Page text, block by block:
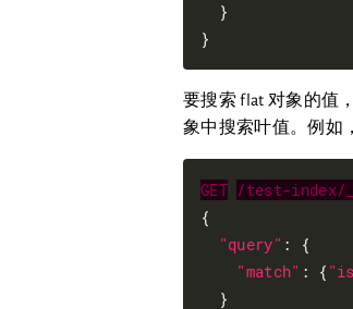
  }
要搜索 flat 对象的值
象中搜索叶值。例如
GET /test-index/
{
"query" : {
"match" : {
  }